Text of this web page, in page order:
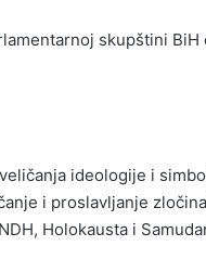
skupštini BiH
ideologije i
i proslavljanje
Holokausta i